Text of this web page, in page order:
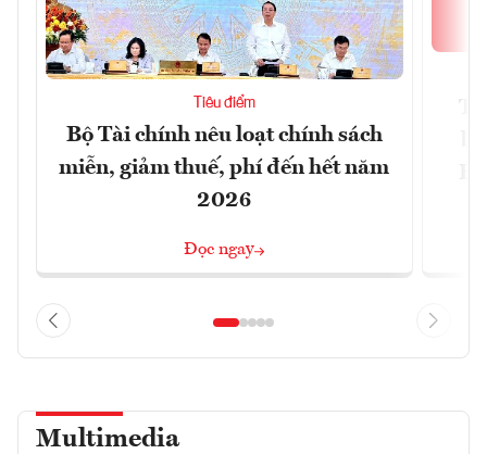
Tiêu điểm
Bộ Tài chính nêu loạt chính sách
miễn, giảm thuế, phí đến hết năm
2026
Đọc ngay
Multimedia